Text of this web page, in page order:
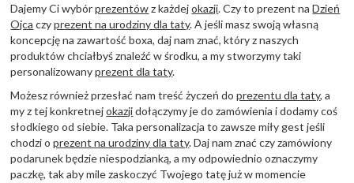
Dajemy Ci wybórprezentówz każdejokazji. Czy to prezent naDzień
Ojca czyprezent na urodziny dla taty. A jeśli masz swoją własną
koncepcję na zawartość boxa, daj nam znać, który z naszych
produktów chciałbyś znaleźć w środku, a my stworzymy taki
personalizowanyprezent dla taty.
Możesz również przesłać nam treść życzeń doprezentu dla taty, a
my z tej konkretnejokazjidołączymy je do zamówienia i dodamy coś
słodkiego od siebie. Taka personalizacja to zawsze miły gest jeśli
chodzi oprezent na urodziny dla taty. Daj nam znać czy zamówiony
podarunek będzie niespodzianką, a my odpowiednio oznaczymy
paczkę, tak aby mile zaskoczyć Twojego tatę już w momencie